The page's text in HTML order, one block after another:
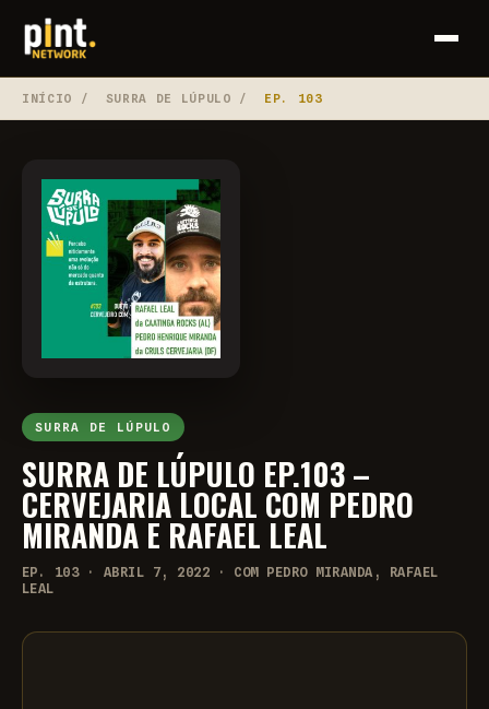
INÍCIO / SURRA DE LÚPULO / EP. 103
SURRA DE LÚPULO
SURRA DE LÚPULO EP.103 –
CERVEJARIA LOCAL COM PEDRO
MIRANDA E RAFAEL LEAL
EP. 103 · ABRIL 7, 2022 · COM PEDRO MIRANDA, RAFAEL
LEAL